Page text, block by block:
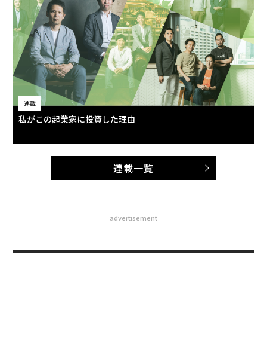
連載
私がこの起業家に投資した理由
連載一覧
advertisement